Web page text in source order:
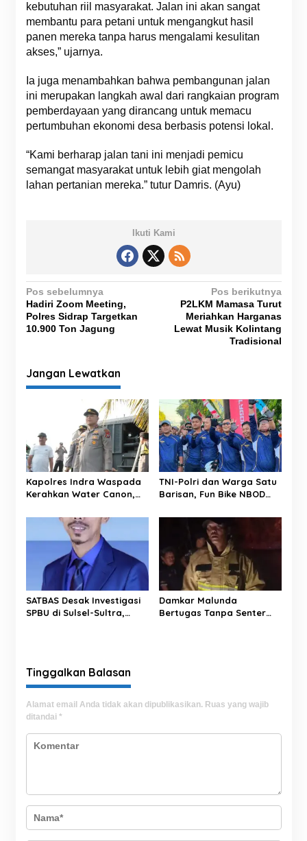
kebutuhan riil masyarakat. Jalan ini akan sangat
membantu para petani untuk mengangkut hasil
panen mereka tanpa harus mengalami kesulitan
akses,” ujarnya.
Ia juga menambahkan bahwa pembangunan jalan
ini merupakan langkah awal dari rangkaian program
pemberdayaan yang dirancang untuk memacu
pertumbuhan ekonomi desa berbasis potensi lokal.
“Kami berharap jalan tani ini menjadi pemicu
semangat masyarakat untuk lebih giat mengolah
lahan pertanian mereka.” tutur Damris. (Ayu)
Ikuti Kami
N
a
v
g
a
p
o
s
Pos sebelumnya
Hadiri Zoom Meeting,
Polres Sidrap Targetkan
10.900 Ton Jagung
Pos berikutnya
P2LKM Mamasa Turut
Meriahkan Harganas
Lewat Musik Kolintang
Tradisional
Jangan Lewatkan
Kapolres Indra Waspada
Kerahkan Water Canon,
Hadapi Kemarau
TNI-Polri dan Warga Satu
Barisan, Fun Bike NBOD
Kebersamaan
SATBAS Desak Investigasi
SPBU di Sulsel-Sultra,
Damkar Malunda
Bertugas Tanpa Senter
Tinggalkan Balasan
Alamat email Anda tidak akan dipublikasikan. Ruas yang wajib
ditandai *